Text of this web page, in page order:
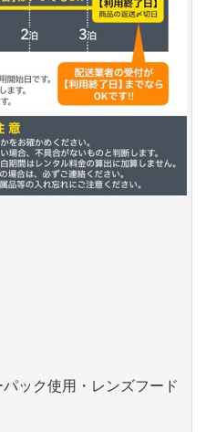
ック使用・レンズフード